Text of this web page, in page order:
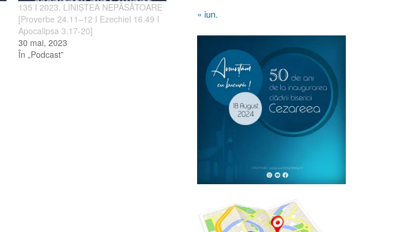
135 I 2023. LINIȘTEA NEPĂSĂTOARE
[Proverbe 24.11–12 I Ezechiel 16.49 I
Apocalipsa 3.17-20]
30 mai, 2023
În „Podcast”
« iun.